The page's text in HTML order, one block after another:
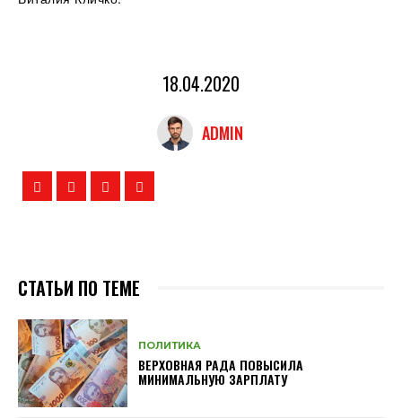
18.04.2020
ADMIN
СТАТЬИ ПО ТЕМЕ
ПОЛИТИКА
ВЕРХОВНАЯ РАДА ПОВЫСИЛА
МИНИМАЛЬНУЮ ЗАРПЛАТУ